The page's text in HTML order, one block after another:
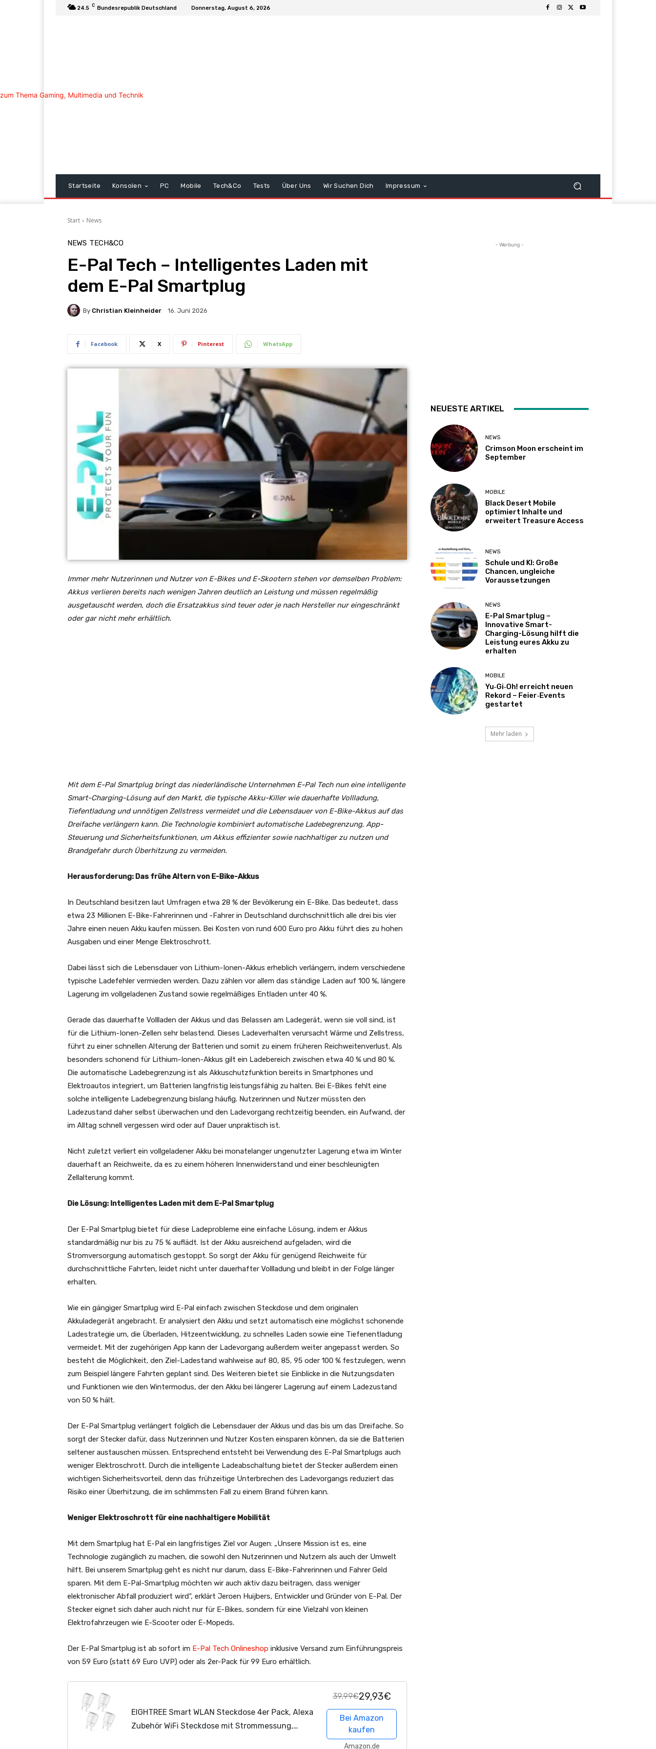
24.5 C Bundesrepublik Deutschland Donnerstag, August 6, 2026
Startseite Konsolen PC Mobile Tech&Co Tests Über Uns Wir Suchen Dich Impressum
Start News
NEWS TECH&CO
E-Pal Tech – Intelligentes Laden mit
dem E-Pal Smartplug
By Christian Kleinheider 16. Juni 2026
Facebook X Pinterest WhatsApp
Immer mehr Nutzerinnen und Nutzer von E-Bikes und E-Skootern stehen vor demselben Problem:
Akkus verlieren bereits nach wenigen Jahren deutlich an Leistung und müssen regelmäßig
ausgetauscht werden, doch die Ersatzakkus sind teuer oder je nach Hersteller nur eingeschränkt
oder gar nicht mehr erhältlich.
Mit dem E-Pal Smartplug bringt das niederländische Unternehmen E-Pal Tech nun eine intelligente
Smart-Charging-Lösung auf den Markt, die typische Akku-Killer wie dauerhafte Vollladung,
Tiefentladung und unnötigen Zellstress vermeidet und die Lebensdauer von E-Bike-Akkus auf das
Dreifache verlängern kann. Die Technologie kombiniert automatische Ladebegrenzung, App-
Steuerung und Sicherheitsfunktionen, um Akkus effizienter sowie nachhaltiger zu nutzen und
Brandgefahr durch Überhitzung zu vermeiden.
Herausforderung: Das frühe Altern von E-Bike-Akkus
In Deutschland besitzen laut Umfragen etwa 28 % der Bevölkerung ein E-Bike. Das bedeutet, dass
etwa 23 Millionen E-Bike-Fahrerinnen und -Fahrer in Deutschland durchschnittlich alle drei bis vier
Jahre einen neuen Akku kaufen müssen. Bei Kosten von rund 600 Euro pro Akku führt dies zu hohen
Ausgaben und einer Menge Elektroschrott.
Dabei lässt sich die Lebensdauer von Lithium-Ionen-Akkus erheblich verlängern, indem verschiedene
typische Ladefehler vermieden werden. Dazu zählen vor allem das ständige Laden auf 100 %, längere
Lagerung im vollgeladenen Zustand sowie regelmäßiges Entladen unter 40 %.
Gerade das dauerhafte Vollladen der Akkus und das Belassen am Ladegerät, wenn sie voll sind, ist
für die Lithium-Ionen-Zellen sehr belastend. Dieses Ladeverhalten verursacht Wärme und Zellstress,
führt zu einer schnellen Alterung der Batterien und somit zu einem früheren Reichweitenverlust. Als
besonders schonend für Lithium-Ionen-Akkus gilt ein Ladebereich zwischen etwa 40 % und 80 %.
Die automatische Ladebegrenzung ist als Akkuschutzfunktion bereits in Smartphones und
Elektroautos integriert, um Batterien langfristig leistungsfähig zu halten. Bei E-Bikes fehlt eine
solche intelligente Ladebegrenzung bislang häufig. Nutzerinnen und Nutzer müssten den
Ladezustand daher selbst überwachen und den Ladevorgang rechtzeitig beenden, ein Aufwand, der
im Alltag schnell vergessen wird oder auf Dauer unpraktisch ist.
Nicht zuletzt verliert ein vollgeladener Akku bei monatelanger ungenutzter Lagerung etwa im Winter
dauerhaft an Reichweite, da es zu einem höheren Innenwiderstand und einer beschleunigten
Zellalterung kommt.
Die Lösung: Intelligentes Laden mit dem E-Pal Smartplug
Der E-Pal Smartplug bietet für diese Ladeprobleme eine einfache Lösung, indem er Akkus
standardmäßig nur bis zu 75 % auflädt. Ist der Akku ausreichend aufgeladen, wird die
Stromversorgung automatisch gestoppt. So sorgt der Akku für genügend Reichweite für
durchschnittliche Fahrten, leidet nicht unter dauerhafter Vollladung und bleibt in der Folge länger
erhalten.
Wie ein gängiger Smartplug wird E-Pal einfach zwischen Steckdose und dem originalen
Akkuladegerät angebracht. Er analysiert den Akku und setzt automatisch eine möglichst schonende
Ladestrategie um, die Überladen, Hitzeentwicklung, zu schnelles Laden sowie eine Tiefenentladung
vermeidet. Mit der zugehörigen App kann der Ladevorgang außerdem weiter angepasst werden. So
besteht die Möglichkeit, den Ziel-Ladestand wahlweise auf 80, 85, 95 oder 100 % festzulegen, wenn
zum Beispiel längere Fahrten geplant sind. Des Weiteren bietet sie Einblicke in die Nutzungsdaten
und Funktionen wie den Wintermodus, der den Akku bei längerer Lagerung auf einem Ladezustand
von 50 % hält.
Der E-Pal Smartplug verlängert folglich die Lebensdauer der Akkus und das bis um das Dreifache. So
sorgt der Stecker dafür, dass Nutzerinnen und Nutzer Kosten einsparen können, da sie die Batterien
seltener austauschen müssen. Entsprechend entsteht bei Verwendung des E-Pal Smartplugs auch
weniger Elektroschrott. Durch die intelligente Ladeabschaltung bietet der Stecker außerdem einen
wichtigen Sicherheitsvorteil, denn das frühzeitige Unterbrechen des Ladevorgangs reduziert das
Risiko einer Überhitzung, die im schlimmsten Fall zu einem Brand führen kann.
Weniger Elektroschrott für eine nachhaltigere Mobilität
Mit dem Smartplug hat E-Pal ein langfristiges Ziel vor Augen: „Unsere Mission ist es, eine
Technologie zugänglich zu machen, die sowohl den Nutzerinnen und Nutzern als auch der Umwelt
hilft. Bei unserem Smartplug geht es nicht nur darum, dass E-Bike-Fahrerinnen und Fahrer Geld
sparen. Mit dem E-Pal-Smartplug möchten wir auch aktiv dazu beitragen, dass weniger
elektronischer Abfall produziert wird“, erklärt Jeroen Huijbers, Entwickler und Gründer von E-Pal. Der
Stecker eignet sich daher auch nicht nur für E-Bikes, sondern für eine Vielzahl von kleinen
Elektrofahrzeugen wie E-Scooter oder E-Mopeds.
Der E-Pal Smartplug ist ab sofort im E-Pal Tech Onlineshop inklusive Versand zum Einführungspreis
von 59 Euro (statt 69 Euro UVP) oder als 2er-Pack für 99 Euro erhältlich.
EIGHTREE Smart WLAN Steckdose 4er Pack, Alexa
Zubehör WiFi Steckdose mit Strommessung,
39,99€29,93€
Bei Amazon
kaufen
Amazon.de
- Werbung -
NEUESTE ARTIKEL
NEWS
Crimson Moon erscheint im
September
MOBILE
Black Desert Mobile
optimiert Inhalte und
erweitert Treasure Access
NEWS
Schule und KI: Große
Chancen, ungleiche
Voraussetzungen
NEWS
E-Pal Smartplug –
Innovative Smart-
Charging-Lösung hilft die
Leistung eures Akku zu
erhalten
MOBILE
Yu‑Gi‑Oh! erreicht neuen
Rekord – Feier‑Events
gestartet
Mehr laden